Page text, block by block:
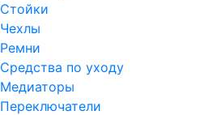
Стойки
Чехлы
Ремни
Средства по уходу
Медиаторы
Переключатели